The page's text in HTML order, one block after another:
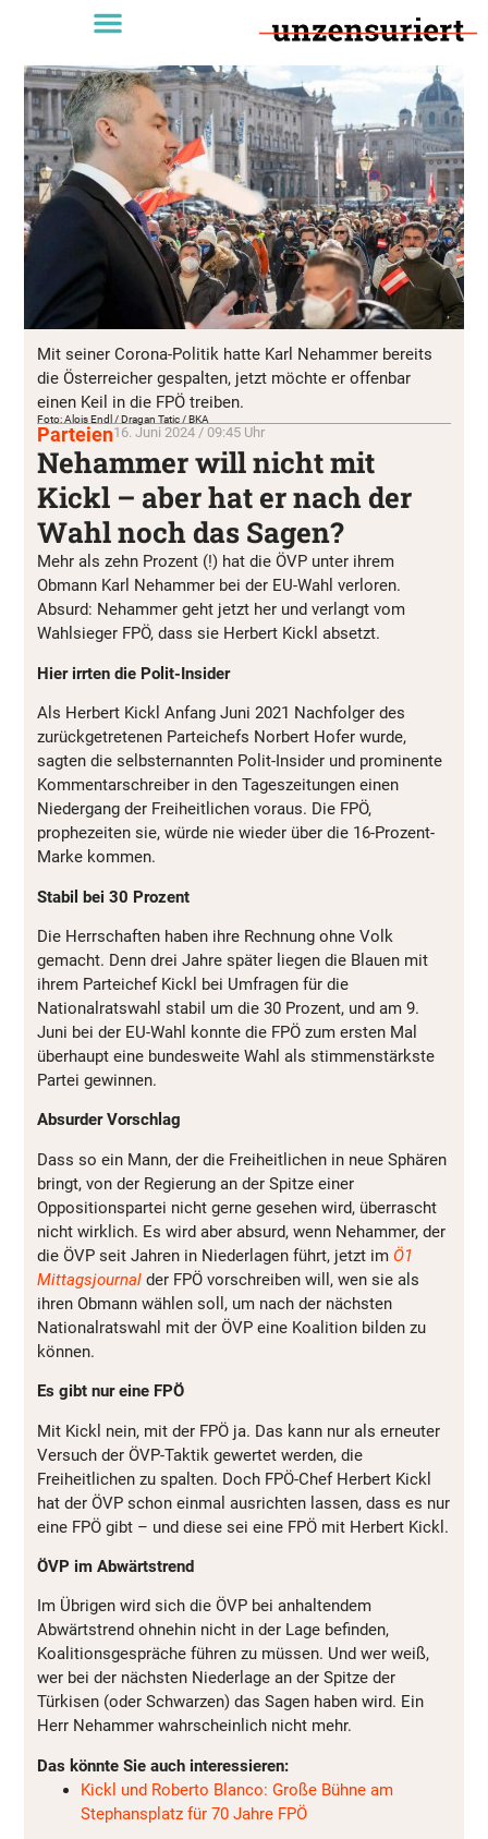
Mit seiner Corona-Politik hatte Karl Nehammer bereits
die Österreicher gespalten, jetzt möchte er offenbar
einen Keil in die FPÖ treiben.
Foto: Alois Endl / Dragan Tatic / BKA
Parteien16. Juni 2024 / 09:45 Uhr
Nehammer will nicht mit
Kickl – aber hat er nach der
Wahl noch das Sagen?
Mehr als zehn Prozent (!) hat die ÖVP unter ihrem
Obmann Karl Nehammer bei der EU-Wahl verloren.
Absurd: Nehammer geht jetzt her und verlangt vom
Wahlsieger FPÖ, dass sie Herbert Kickl absetzt.
Hier irrten die Polit-Insider
Als Herbert Kickl Anfang Juni 2021 Nachfolger des
zurückgetretenen Parteichefs Norbert Hofer wurde,
sagten die selbsternannten Polit-Insider und prominente
Kommentarschreiber in den Tageszeitungen einen
Niedergang der Freiheitlichen voraus. Die FPÖ,
prophezeiten sie, würde nie wieder über die 16-Prozent-
Marke kommen.
Stabil bei 30 Prozent
Die Herrschaften haben ihre Rechnung ohne Volk
gemacht. Denn drei Jahre später liegen die Blauen mit
ihrem Parteichef Kickl bei Umfragen für die
Nationalratswahl stabil um die 30 Prozent, und am 9.
Juni bei der EU-Wahl konnte die FPÖ zum ersten Mal
überhaupt eine bundesweite Wahl als stimmenstärkste
Partei gewinnen.
Absurder Vorschlag
Dass so ein Mann, der die Freiheitlichen in neue Sphären
bringt, von der Regierung an der Spitze einer
Oppositionspartei nicht gerne gesehen wird, überrascht
nicht wirklich. Es wird aber absurd, wenn Nehammer, der
die ÖVP seit Jahren in Niederlagen führt, jetzt im Ö1
Mittagsjournal der FPÖ vorschreiben will, wen sie als
ihren Obmann wählen soll, um nach der nächsten
Nationalratswahl mit der ÖVP eine Koalition bilden zu
können.
Es gibt nur eine FPÖ
Mit Kickl nein, mit der FPÖ ja. Das kann nur als erneuter
Versuch der ÖVP-Taktik gewertet werden, die
Freiheitlichen zu spalten. Doch FPÖ-Chef Herbert Kickl
hat der ÖVP schon einmal ausrichten lassen, dass es nur
eine FPÖ gibt – und diese sei eine FPÖ mit Herbert Kickl.
ÖVP im Abwärtstrend
Im Übrigen wird sich die ÖVP bei anhaltendem
Abwärtstrend ohnehin nicht in der Lage befinden,
Koalitionsgespräche führen zu müssen. Und wer weiß,
wer bei der nächsten Niederlage an der Spitze der
Türkisen (oder Schwarzen) das Sagen haben wird. Ein
Herr Nehammer wahrscheinlich nicht mehr.
Das könnte Sie auch interessieren:
Kickl und Roberto Blanco: Große Bühne am
Stephansplatz für 70 Jahre FPÖ